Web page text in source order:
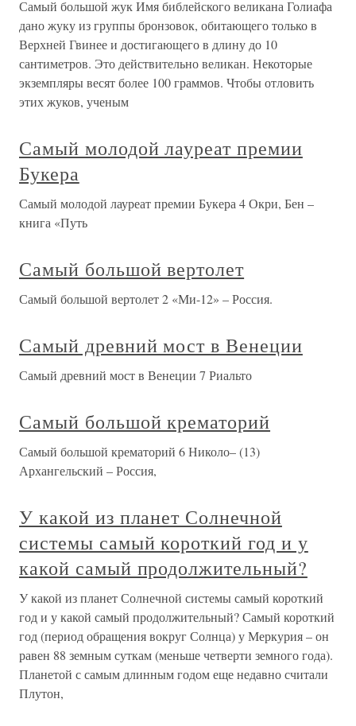
Самый большой жук Имя библейского великана Голиафа
дано жуку из группы бронзовок, обитающего только в
Верхней Гвинее и достигающего в длину до 10
сантиметров. Это действительно великан. Некоторые
экземпляры весят более 100 граммов. Чтобы отловить
этих жуков, ученым
Самый молодой лауреат премии
Букера
Самый молодой лауреат премии Букера 4 Окри, Бен –
книга «Путь
Самый большой вертолет
Самый большой вертолет 2 «Ми-12» – Россия.
Самый древний мост в Венеции
Самый древний мост в Венеции 7 Риальто
Самый большой крематорий
Самый большой крематорий 6 Николо– (13)
Архангельский – Россия,
У какой из планет Солнечной
системы самый короткий год и у
какой самый продолжительный?
У какой из планет Солнечной системы самый короткий
год и у какой самый продолжительный? Самый короткий
год (период обращения вокруг Солнца) у Меркурия – он
равен 88 земным суткам (меньше четверти земного года).
Планетой с самым длинным годом еще недавно считали
Плутон,